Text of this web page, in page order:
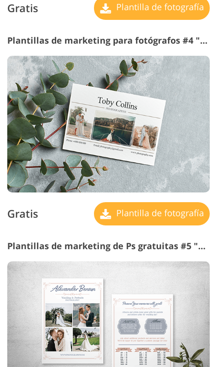
Gratis Plantilla de fotografía
Plantillas de marketing para fotógrafos #4 "Creamy Wedding"
Gratis Plantilla de fotografía
Plantillas de marketing de Ps gratuitas #5 "Elegant Wedding"